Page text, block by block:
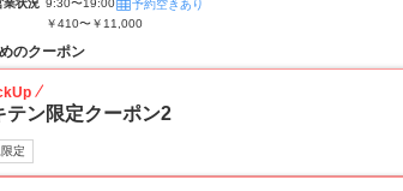
業状況 9:30〜19:00
予約空きあり
￥410〜￥11,000
のクーポン
テン限定クーポン2
定